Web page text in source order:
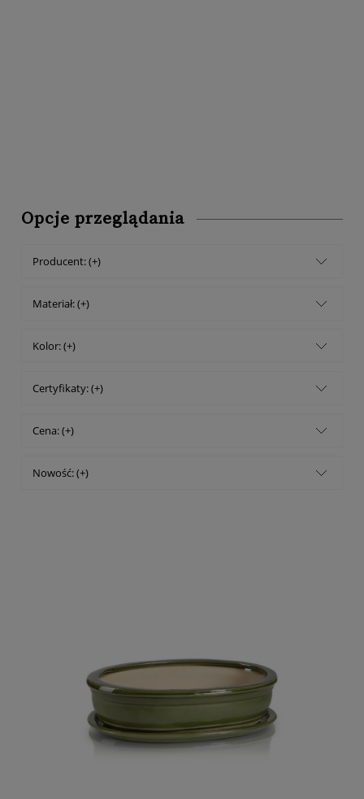
Opcje przeglądania
Producent: (+)
Materiał: (+)
Kolor: (+)
Certyfikaty: (+)
Cena: (+)
Nowość: (+)